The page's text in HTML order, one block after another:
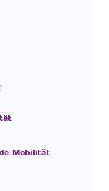
Mobilität